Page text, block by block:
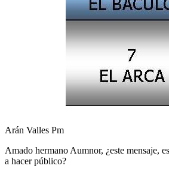
Arán Valles Pm
Amado hermano Aumnor, ¿este mensaje,
a hacer público?